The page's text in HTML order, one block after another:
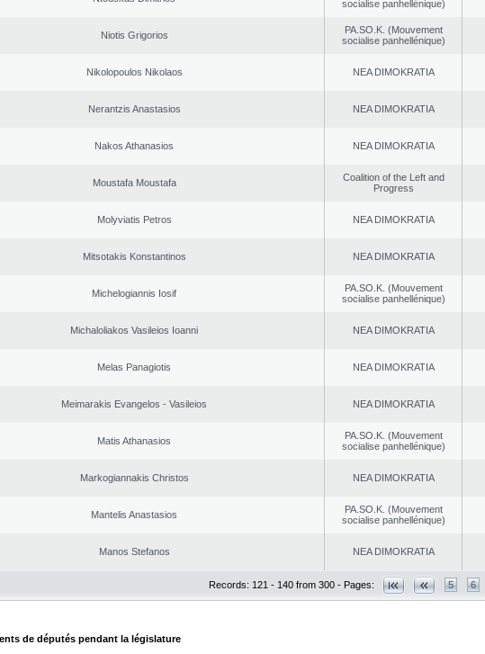
socialise panhellénique)
Niotis Grigorios
PA.SO.K. (Mouvement
socialise panhellénique)
Nikolopoulos Nikolaos NEA DΙMOKRATIA
Nerantzis Anastasios NEA DΙMOKRATIA
Nakos Athanasios NEA DΙMOKRATIA
Moustafa Moustafa
Coalition of the Left and
Progress
Molyviatis Petros NEA DΙMOKRATIA
Mitsotakis Konstantinos NEA DΙMOKRATIA
Michelogiannis Iosif
PA.SO.K. (Mouvement
socialise panhellénique)
Michaloliakos Vasileios Ioanni NEA DΙMOKRATIA
Melas Panagiotis NEA DΙMOKRATIA
Meimarakis Evangelos - Vasileios NEA DΙMOKRATIA
Matis Athanasios
PA.SO.K. (Mouvement
socialise panhellénique)
Markogiannakis Christos NEA DΙMOKRATIA
Mantelis Anastasios
PA.SO.K. (Mouvement
socialise panhellénique)
Manos Stefanos NEA DΙMOKRATIA
Records: 121 - 140 from 300 - Pages: 5 6
de députés pendant la législature